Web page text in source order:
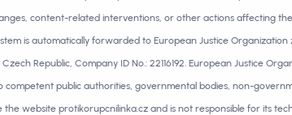
content-related interventions, or other actions affecting
is automatically forwarded to European Justice Organization
Republic, Company ID No.: 22116192. European Justice
public authorities, governmental bodies, non-
website protikorupcnilinka.cz and is not responsible for its